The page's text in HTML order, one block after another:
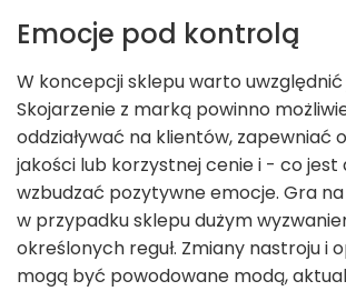
Emocje pod kontrolą
W koncepcji sklepu warto uwzględnić
Skojarzenie z marką powinno
oddziaływać na klientów, zapewniać
jakości lub korzystnej cenie i - co
wzbudzać pozytywne emocje. Gra
w przypadku sklepu dużym
określonych reguł. Zmiany nastroju i
mogą być powodowane modą,